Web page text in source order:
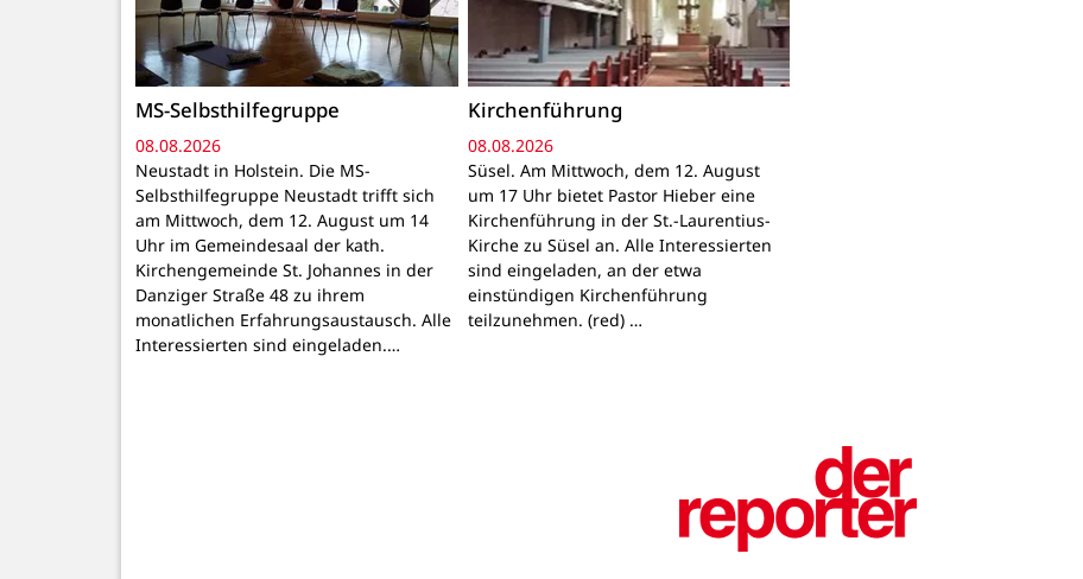
MS-Selbsthilfegruppe
08.08.2026
Neustadt in Holstein. Die MS-
Selbsthilfegruppe Neustadt trifft sich
am Mittwoch, dem 12. August um 14
Uhr im Gemeindesaal der kath.
Kirchengemeinde St. Johannes in der
Danziger Straße 48 zu ihrem
monatlichen Erfahrungsaustausch. Alle
Interessierten sind eingeladen.…
Kirchenführung
08.08.2026
Süsel. Am Mittwoch, dem 12. August
um 17 Uhr bietet Pastor Hieber eine
Kirchenführung in der St.-Laurentius-
Kirche zu Süsel an. Alle Interessierten
sind eingeladen, an der etwa
einstündigen Kirchenführung
teilzunehmen. (red) …